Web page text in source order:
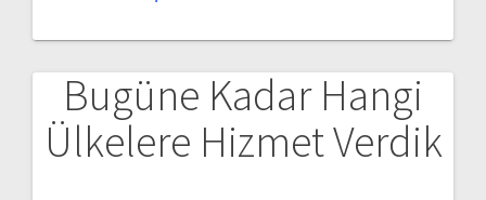
Bugüne Kadar Hangi
Ülkelere Hizmet Verdik